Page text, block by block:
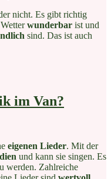
nicht. Es gibt richtig
wunderbar ist und
sind. Das ist auch
im Van?
eigenen Lieder. Mit der
und kann sie singen. Es
werden. Zahlreiche